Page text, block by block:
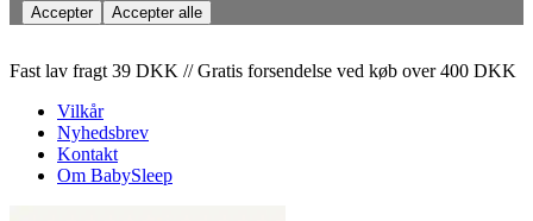
Fast lav fragt 39 DKK // Gratis forsendelse ved køb over 400 DKK
Vilkår
Nyhedsbrev
Kontakt
Om BabySleep